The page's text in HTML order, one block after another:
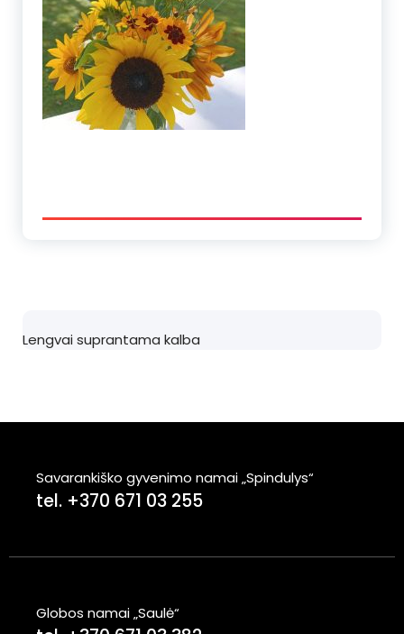
Lengvai suprantama kalba
Savarankiško gyvenimo namai „Spindulys“
tel. +370 671 03 255
Globos namai „Saulė“